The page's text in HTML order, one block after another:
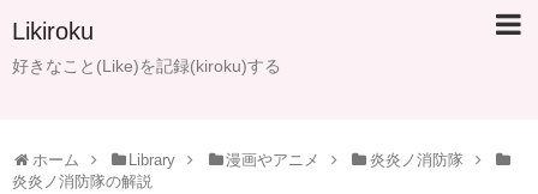
Likiroku
好きなこと(Like)を記録(kiroku)する
ホーム Library 漫画やアニメ
炎炎ノ消防隊
炎炎ノ消防隊の解説